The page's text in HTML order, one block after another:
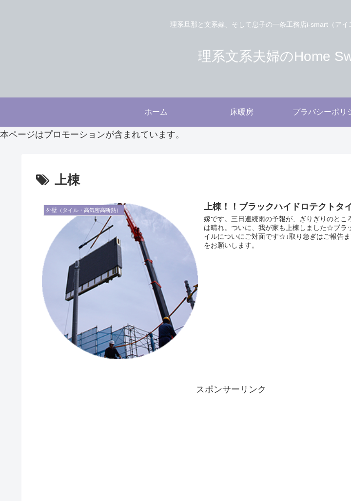
理系旦那と文系嫁、そして息子の一条工務店i-smart（ア
理系文系夫婦のHome
ホーム 床暖房 プラバシーポリ
本ページはプロモーションが含まれています。
上棟
外壁（タイル・高気密高断熱） 上棟！！ブラックハイドロテクトタ
嫁です。三日連続雨の予報が、ぎりぎりのとこ
は晴れ。ついに、我が家も上棟しました☆ブラ
イルについにご対面です☆↓取り急ぎはご報告
をお願いします。
スポンサーリンク